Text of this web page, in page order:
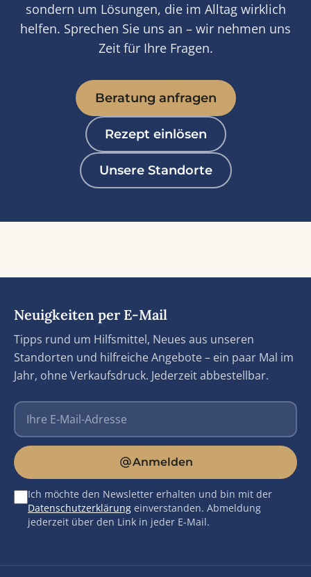
sondern um Lösungen, die im Alltag wirklich
helfen. Sprechen Sie uns an – wir nehmen uns
Zeit für Ihre Fragen.
Beratung anfragen
Rezept einlösen
Unsere Standorte
Neuigkeiten per E-Mail
Tipps rund um Hilfsmittel, Neues aus unseren
Standorten und hilfreiche Angebote – ein paar Mal im
Jahr, ohne Verkaufsdruck. Jederzeit abbestellbar.
E-Mail-Adresse
Anmelden
Ich möchte den Newsletter erhalten und bin mit der
Datenschutzerklärung einverstanden. Abmeldung
jederzeit über den Link in jeder E-Mail.